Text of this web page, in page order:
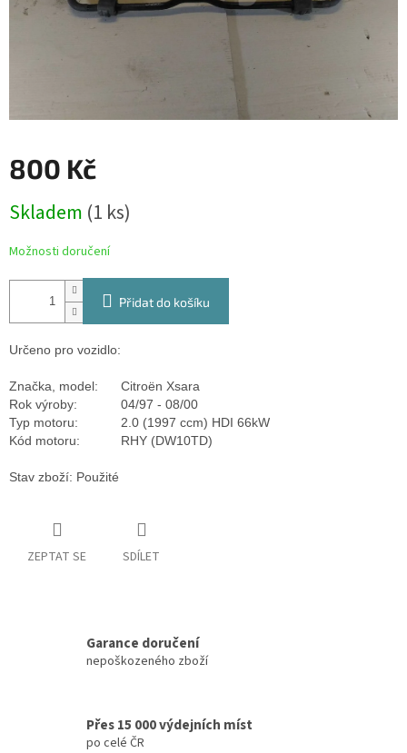
800 Kč
cena:
Skladem (1 ks)
Možnosti doručení
Přidat do košíku
Určeno pro vozidlo:
Značka, model:
Citroën Xsara
Rok výroby:
04/97 - 08/00
Typ motoru:
2.0 (1997 ccm) HDI 66kW
Kód motoru:
RHY (DW10TD)
Stav zboží: Použité
ZEPTAT SE SDÍLET
Garance doručení
nepoškozeného zboží
Přes 15 000 výdejních míst
po celé ČR